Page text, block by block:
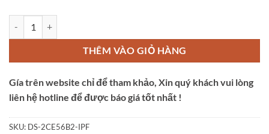
THÊM VÀO GIỎ HÀNG
Gía trên website chỉ để tham khảo, Xin quý khách vui lòng
liên hệ hotline để được báo giá tốt nhất !
SKU: DS-2CE56B2-IPF